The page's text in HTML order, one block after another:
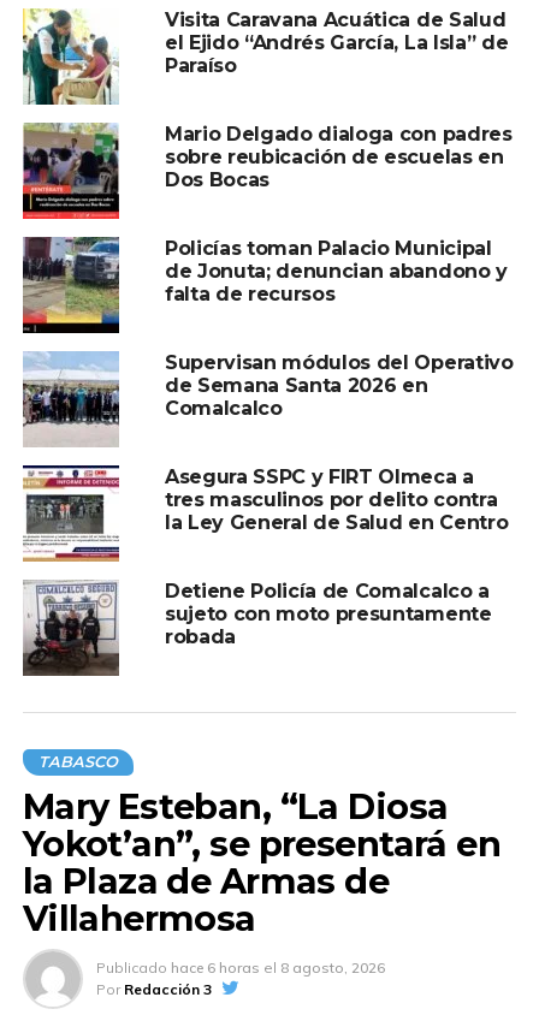
Visita Caravana Acuática de Salud
el Ejido “Andrés García, La Isla” de
Paraíso
Mario Delgado dialoga con padres
sobre reubicación de escuelas en
Dos Bocas
Policías toman Palacio Municipal
de Jonuta; denuncian abandono y
falta de recursos
Supervisan módulos del Operativo
de Semana Santa 2026 en
Comalcalco
Asegura SSPC y FIRT Olmeca a
tres masculinos por delito contra
la Ley General de Salud en Centro
Detiene Policía de Comalcalco a
sujeto con moto presuntamente
robada
TABASCO
Mary Esteban, “La Diosa
Yokot’an”, se presentará en
la Plaza de Armas de
Villahermosa
Publicado hace 6 horas el 8 agosto, 2026
Por Redacción 3